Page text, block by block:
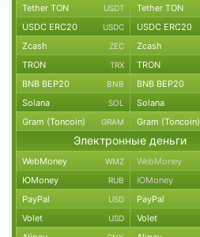
Tether TON USDT Tether TON
USDC ERC20 USDC USDC ERC20
Zcash ZEC Zcash
TRON TRX TRON
BNB BEP20 BNB BNB BEP20
Solana SOL Solana
Gram (Toncoin) GRAM Gram (Toncoin)
Электронные деньги
WebMoney WMZ WebMoney
ЮMoney RUB ЮMoney
PayPal USD PayPal
Volet USD Volet